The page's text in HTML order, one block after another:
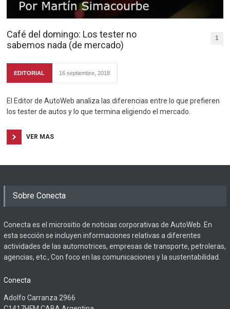
Café del domingo: Los tester no
sabemos nada (de mercado)
1
EDITORIAL 16 septiembre, 2018
El Editor de AutoWeb analiza las diferencias entre lo que prefieren
los tester de autos y lo que termina eligiendo el mercado.
VER MAS
Sobre Conecta
Conecta es el micrositio de noticias corporativas de AutoWeb. En
esta sección se incluyen informaciones relativas a diferentes
actividades de las automotrices, empresas de transporte, petroleras,
agencias, etc., Con foco en las comunicaciones y la sustentabilidad.
Conecta
Adolfo Carranza 2966